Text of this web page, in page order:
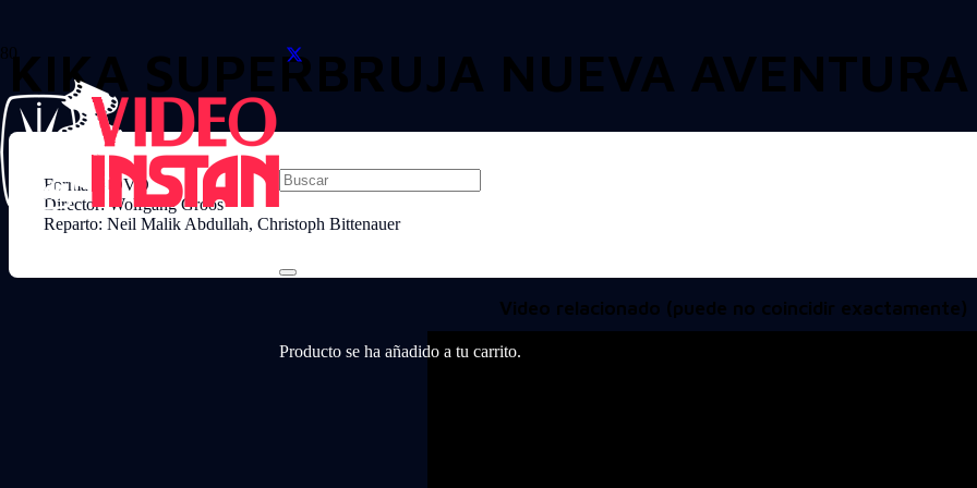
Producto se ha añadido a tu carrito.
KIKA SUPERBRUJA NUEVA
Formato: DVD
Director: Wolfgang Groos
Reparto: Neil Malik Abdullah, Christoph Bittenauer
Video relacionado (puede no coincidir exactamente)